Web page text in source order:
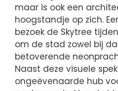
maar is ook een
hoogstandje op zich.
bezoek de Skytree
om de stad zowel bij
betoverende
Naast deze visuele
ongeëvenaarde hub